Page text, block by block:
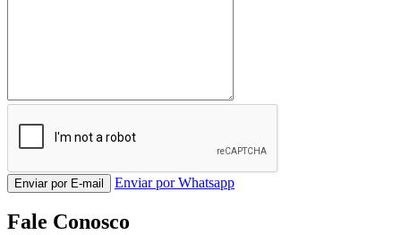
Enviar por E-mail Enviar por Whatsapp
Fale Conosco